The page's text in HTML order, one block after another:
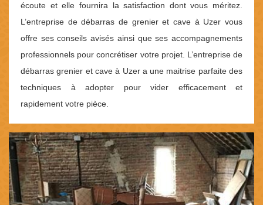
écoute et elle fournira la satisfaction dont vous méritez.
L’entreprise de débarras de grenier et cave à Uzer vous
offre ses conseils avisés ainsi que ses accompagnements
professionnels pour concrétiser votre projet. L’entreprise de
débarras grenier et cave à Uzer a une maitrise parfaite des
techniques à adopter pour vider efficacement et
rapidement votre pièce.